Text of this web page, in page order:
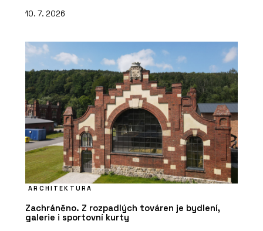
10. 7. 2026
ARCHITEKTURA
Zachráněno. Z rozpadlých továren je bydlení,
galerie i sportovní kurty